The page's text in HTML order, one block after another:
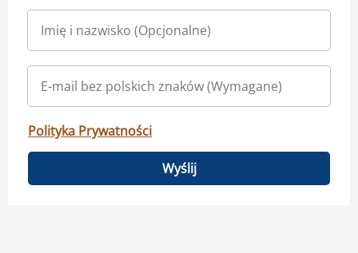
Polityka Prywatności
Wyślij